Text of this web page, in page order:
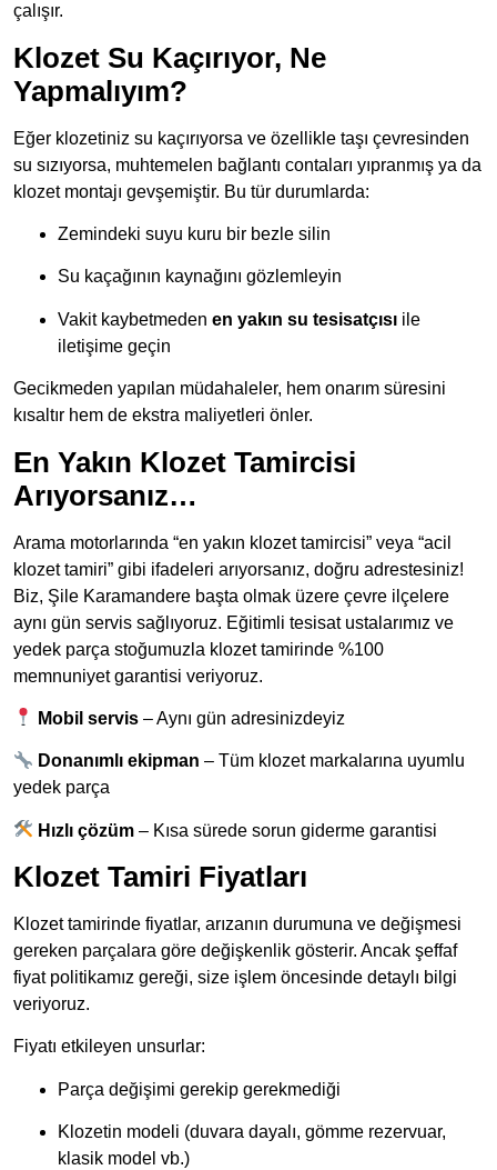
çalışır.
Klozet Su Kaçırıyor, Ne
Yapmalıyım?
Eğer klozetiniz su kaçırıyorsa ve özellikle taşı çevresinden
su sızıyorsa, muhtemelen bağlantı contaları yıpranmış ya da
klozet montajı gevşemiştir. Bu tür durumlarda:
Zemindeki suyu kuru bir bezle silin
Su kaçağının kaynağını gözlemleyin
Vakit kaybetmeden en yakın su tesisatçısı ile
iletişime geçin
Gecikmeden yapılan müdahaleler, hem onarım süresini
kısaltır hem de ekstra maliyetleri önler.
En Yakın Klozet Tamircisi
Arıyorsanız…
Arama motorlarında “en yakın klozet tamircisi” veya “acil
klozet tamiri” gibi ifadeleri arıyorsanız, doğru adrestesiniz!
Biz, Şile Karamandere başta olmak üzere çevre ilçelere
aynı gün servis sağlıyoruz. Eğitimli tesisat ustalarımız ve
yedek parça stoğumuzla klozet tamirinde %100
memnuniyet garantisi veriyoruz.
Mobil servis – Aynı gün adresinizdeyiz
Donanımlı ekipman – Tüm klozet markalarına uyumlu
yedek parça
Hızlı çözüm – Kısa sürede sorun giderme garantisi
Klozet Tamiri Fiyatları
Klozet tamirinde fiyatlar, arızanın durumuna ve değişmesi
gereken parçalara göre değişkenlik gösterir. Ancak şeffaf
fiyat politikamız gereği, size işlem öncesinde detaylı bilgi
veriyoruz.
Fiyatı etkileyen unsurlar:
Parça değişimi gerekip gerekmediği
Klozetin modeli (duvara dayalı, gömme rezervuar,
klasik model vb.)